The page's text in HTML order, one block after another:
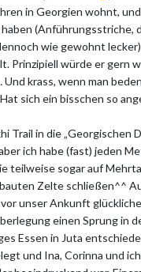
in Georgien wohnt,
(Anführungsstriche,
wie gewohnt
Prinzipiell würde er gern
krass, wenn man
sich ein bisschen so
Trail in die „Georgischen
ich habe (fast) jeden
teilweise sogar auf
Zelte schließen^^
unser Ankunft
einen Sprung in
Essen in Juta
und Ina, Corinna und